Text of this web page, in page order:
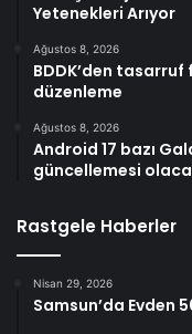
Yetenekleri Arıyor
Ağustos 8, 2026
BDDK’den
düzenleme
Ağustos 8, 2026
Android 17 bazı
güncellemesi
Rastgele Haberler
Nisan 29, 2026
Samsun’da Evden